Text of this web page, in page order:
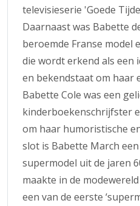
televisieserie 'Goede
Daarnaast was Babette
beroemde Franse model
die wordt erkend als een
en bekendstaat om haar
Babette Cole was een
kinderboekenschrijfster
om haar humoristische
slot is Babette March
supermodel uit de jaren
maakte in de
een van de eerste